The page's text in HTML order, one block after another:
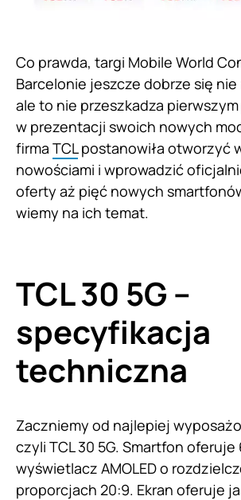
Co prawda, targi Mobile World
Barcelonie jeszcze dobrze się nie
ale to nie przeszkadza
w prezentacji swoich nowych
firma TCLpostanowiła otworzyć
nowościami i wprowadzić
oferty aż pięć nowych
wiemy na ich temat.
TCL 30 5G –
specyfikacja
techniczna
Zaczniemy od najlepiej
czyli TCL 30 5G. Smartfon
wyświetlacz AMOLED o
proporcjach 20:9. Ekran oferuje